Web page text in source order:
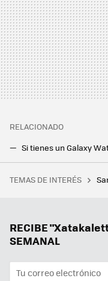
RELACIONADO
28 autoras para
TEMAS DE INTERÉS
RECIBE
SEMANAL